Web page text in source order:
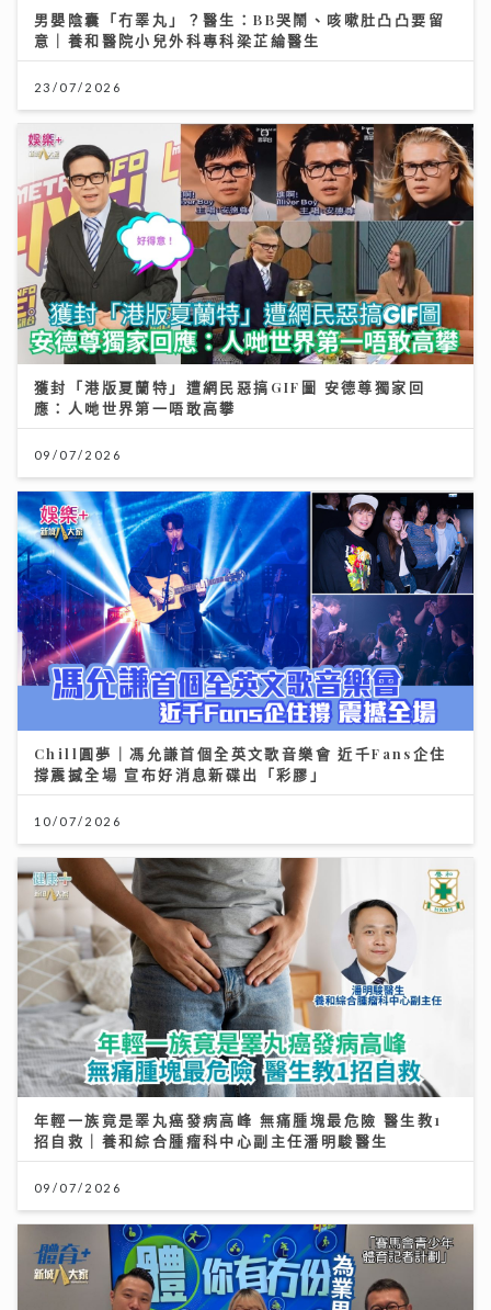
男嬰陰囊「冇睪丸」？醫生：BB哭鬧、咳嗽肚凸凸要留
意｜養和醫院小兒外科專科梁芷綸醫生
23/07/2026
獲封「港版夏蘭特」遭網民惡搞GIF圖 安德尊獨家回
應：人哋世界第一唔敢高攀
09/07/2026
Chill圓夢｜馮允謙首個全英文歌音樂會 近千Fans企住
撐震撼全場 宣布好消息新碟出「彩膠」
10/07/2026
年輕一族竟是睪丸癌發病高峰 無痛腫塊最危險 醫生教1
招自救｜養和綜合腫瘤科中心副主任潘明駿醫生
09/07/2026